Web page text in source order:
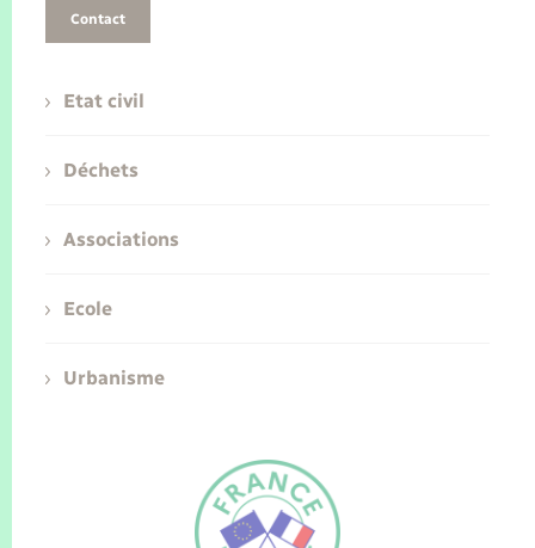
Contact
Etat civil
Déchets
Associations
Ecole
Urbanisme